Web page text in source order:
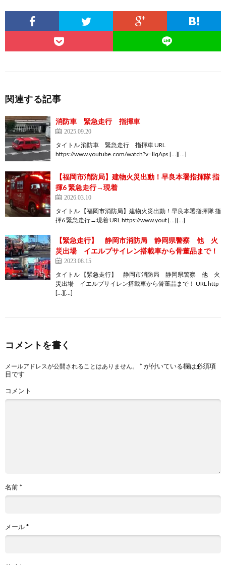
関連する記事
消防車 緊急走行 指揮車
2025.09.20
タイトル 消防車 緊急走行 指揮車 URL
https://www.youtube.com/watch?v=lIqAps […][…]
【福岡市消防局】建物火災出動！早良本署指揮隊 指
揮6 緊急走行→現着
2026.03.10
タイトル 【福岡市消防局】建物火災出動！早良本署指揮隊 指
揮6 緊急走行→現着 URL https://www.yout […][…]
【緊急走行】 静岡市消防局 静岡県警察 他 火
災出場 イエルプサイレン搭載車から骨董品まで！
2023.08.15
タイトル 【緊急走行】 静岡市消防局 静岡県警察 他 火
災出場 イエルプサイレン搭載車から骨董品まで！ URL http
[…][…]
コメントを書く
メールアドレスが公開されることはありません。 *が付いている欄は必須項
目です
コメント
名前*
メール*